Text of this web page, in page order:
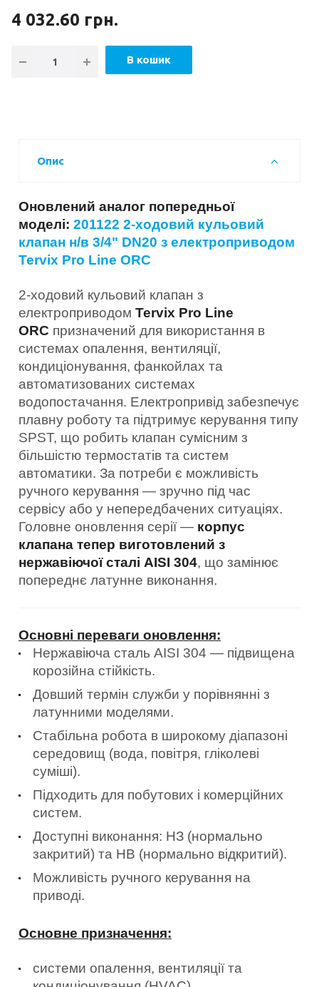
4 032.60 грн.
В кошик
Опис
Оновлений аналог попередньої
моделі: 201122 2-ходовий кульовий
клапан н/в 3/4" DN20 з електроприводом
Tervix Pro Line ORC
2-ходовий кульовий клапан з
електроприводом Tervix Pro Line
ORC призначений для використання в
системах опалення, вентиляції,
кондиціонування, фанкойлах та
автоматизованих системах
водопостачання. Електропривід забезпечує
плавну роботу та підтримує керування типу
SPST, що робить клапан сумісним з
більшістю термостатів та систем
автоматики. За потреби є можливість
ручного керування — зручно під час
сервісу або у непередбачених ситуаціях.
Головне оновлення серії — корпус
клапана тепер виготовлений з
нержавіючої сталі AISI 304, що замінює
попереднє латунне виконання.
Основні переваги оновлення:
Нержавіюча сталь AISI 304 — підвищена
корозійна стійкість.
Довший термін служби у порівнянні з
латунними моделями.
Стабільна робота в широкому діапазоні
середовищ (вода, повітря, гліколеві
суміші).
Підходить для побутових і комерційних
систем.
Доступні виконання: НЗ (нормально
закритий) та НВ (нормально відкритий).
Можливість ручного керування на
приводі.
Основне призначення:
системи опалення, вентиляції та